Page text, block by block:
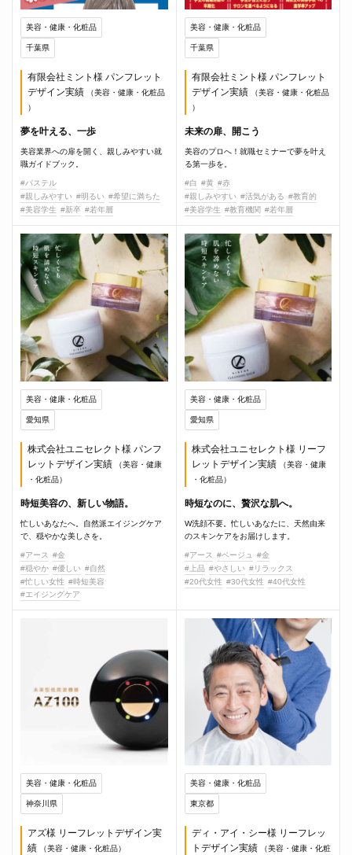
美容・健康・化粧品
千葉県
有限会社ミント様 パンフレット
デザイン実績
（美容・健康・化粧品
）
夢を叶える、一歩
美容業界への扉を開く、親しみやすい就
職ガイドブック。
#パステル
#親しみやすい #明るい #希望に満ちた
#美容学生 #新卒 #若年層
美容・健康・化粧品
千葉県
有限会社ミント様 パンフレット
デザイン実績
（美容・健康・化粧品
）
未来の扉、開こう
美容のプロへ！就職セミナーで夢を叶え
る第一歩を。
#白 #黄 #赤
#親しみやすい #活気がある #教育的
#美容学生 #教育機関 #若年層
美容・健康・化粧品
愛知県
株式会社ユニセレクト様 パンフ
レットデザイン実績
（美容・健康
・化粧品）
時短美容の、新しい物語。
忙しいあなたへ。自然派エイジングケア
で、穏やかな美しさを。
#アース
#金
#穏やか #優しい #自然
#忙しい女性 #時短美容
#エイジングケア
美容・健康・化粧品
愛知県
株式会社ユニセレクト様 リーフ
レットデザイン実績
（美容・健康
・化粧品）
時短なのに、贅沢な肌へ。
W洗顔不要。忙しいあなたに、天然由来
のスキンケアをお届けします。
#アース #ベージュ
#金
#上品 #やさしい #リラックス
#20代女性 #30代女性 #40代女性
美容・健康・化粧品
神奈川県
アズ様 リーフレットデザイン実
績
（美容・健康・化粧品）
美容・健康・化粧品
東京都
ディ・アイ・シー様 リーフレッ
トデザイン実績
（美容・健康・化粧